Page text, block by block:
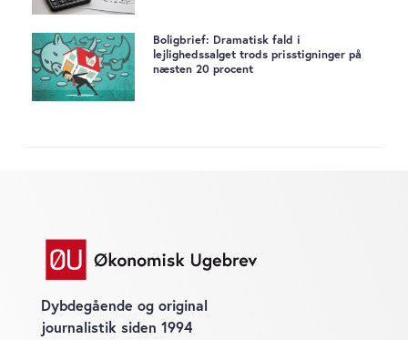
Boligbrief: Dramatisk fald i
lejlighedssalget trods prisstigninger på
næsten 20 procent
Dybdegående og original
journalistik siden 1994